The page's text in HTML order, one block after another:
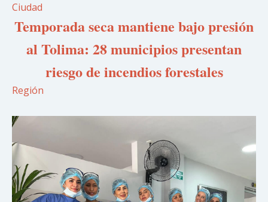
Ciudad
Temporada seca mantiene bajo presión
al Tolima: 28 municipios presentan
riesgo de incendios forestales
Región